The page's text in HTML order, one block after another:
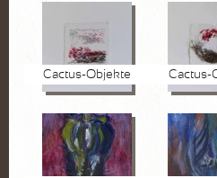
Cactus-Objekte Cactus-